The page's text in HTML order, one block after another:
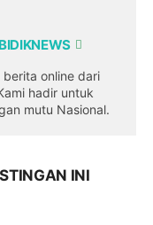
online dari
hadir untuk
mutu Nasional.
INI